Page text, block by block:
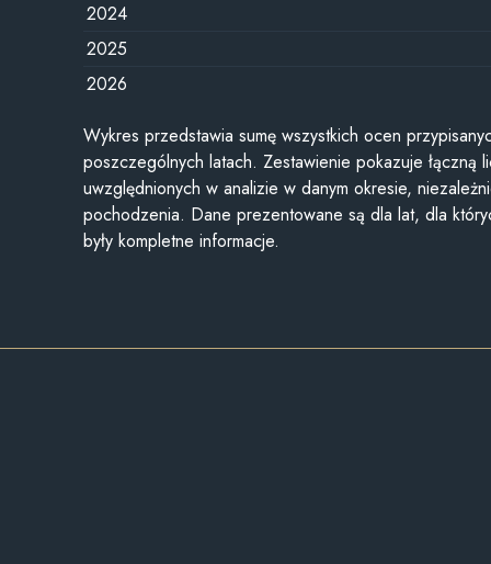
2024
2025
2026
Wykres przedstawia sumę wszystkich ocen
poszczególnych latach. Zestawienie pokazuje łączną
uwzględnionych w analizie w danym okresie,
pochodzenia. Dane prezentowane są dla lat, dla
były kompletne informacje.